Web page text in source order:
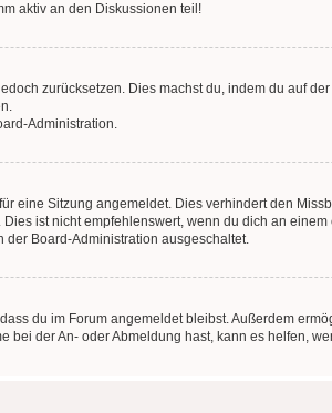
aktiv an den Diskussionen teil!
zurücksetzen. Dies machst du, indem du auf
Administration.
eine Sitzung angemeldet. Dies verhindert den
ist nicht empfehlenswert, wenn du dich an
der Board-Administration ausgeschaltet.
du im Forum angemeldet bleibst. Außerdem
bei der An- oder Abmeldung hast, kann es helfen,